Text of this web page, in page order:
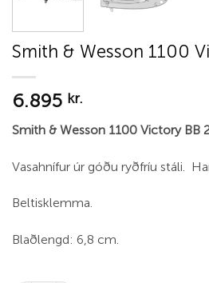
Smith & Wesson 1100
6.895 kr.
Smith & Wesson 1100 Victory BB
Vasahnífur úr góðu ryðfríu stáli.
Beltisklemma.
Blaðlengd: 6,8 cm.